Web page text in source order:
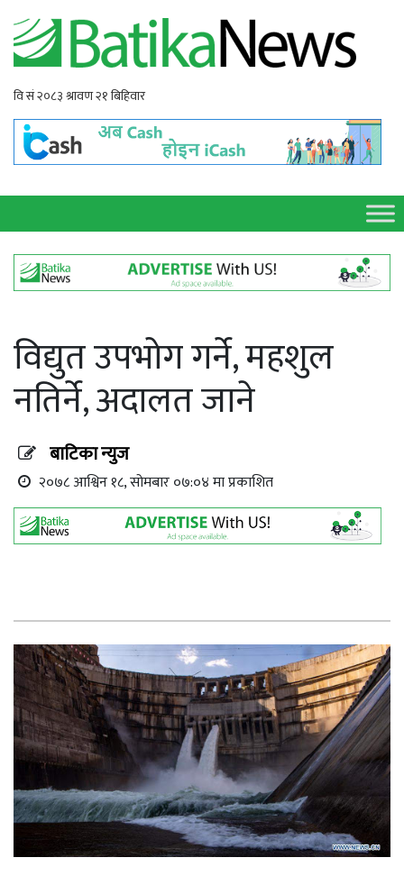
विद्युत उपभोग गर्ने, महशुल
नतिर्ने, अदालत जाने
बाटिका न्युज
२०७८ आश्विन १८, सोमबार ०७:०४ मा प्रकाशित